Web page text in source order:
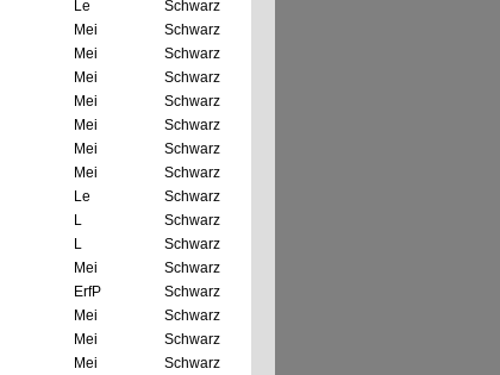
Le
Schwarz
Mei
Schwarz
Mei
Schwarz
Mei
Schwarz
Mei
Schwarz
Mei
Schwarz
Mei
Schwarz
Mei
Schwarz
Le
Schwarz
L
Schwarz
L
Schwarz
Mei
Schwarz
ErfP
Schwarz
Mei
Schwarz
Mei
Schwarz
Mei
Schwarz